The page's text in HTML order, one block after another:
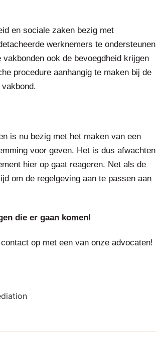
en sociale zaken bezig met
werknemers te ondersteunen
ook de bevoegdheid krijgen
procedure aanhangig te maken bij de
is nu bezig met het maken van een
voor geven. Het is dus afwachten
hier op gaat reageren. Net als de
om de regelgeving aan te passen aan
die er gaan komen!
op met een van onze advocaten!